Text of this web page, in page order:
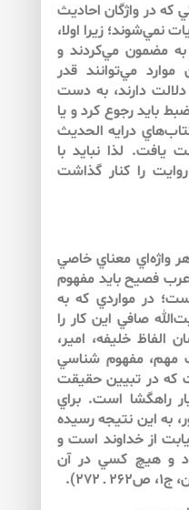
كه در واژگان احاديث
زيرا اولا،
به مضمون مي‌‌كردند و
مي‌‌توانند قدر
دارند، به دست
بايد رجوع كرد و يا
درايه الحديث
لذا نبايد با
را كنار گذاشت
واژه‌‌اي معناي خاصي
عرب فصيح بايد مفهوم
در مواردي كه به
صافي اين كار را
الفاظ خليفه، امير،
مهم، مفهوم شناسي
كه در تبيين حقيقت
راهگشا است. براي
به اين نتيجه رسيده‌‌
از خداوند است و
و هيچ كسي در آن
۲۷۲).